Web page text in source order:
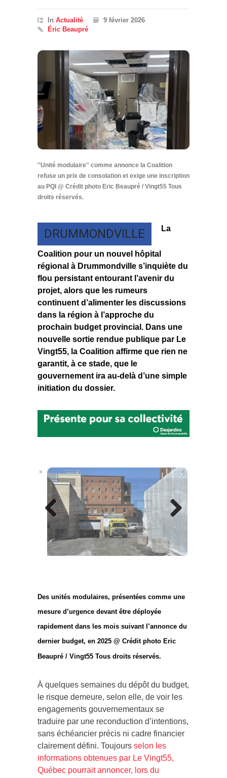
In Actualité
9 février 2026
Éric Beaupré
''Unité modulaire'' comme annonce la Coalition
refuse un prix de consolation et exige une inscription
au PQI @ Crédit photo Eric Beaupré / Vingt55 Tous
droits réservés.
DRUMMONDVILLE La
Coalition pour un nouvel hôpital
régional à Drummondville s’inquiète du
flou persistant entourant l’avenir du
projet, alors que les rumeurs
continuent d’alimenter les discussions
dans la région à l’approche du
prochain budget provincial. Dans une
nouvelle sortie rendue publique par Le
Vingt55, la Coalition affirme que rien ne
garantit, à ce stade, que le
gouvernement ira au-delà d’une simple
initiation du dossier.
Previous Next
Des unités modulaires, présentées comme une
mesure d’urgence devant être déployée
rapidement dans les mois suivant l’annonce du
dernier budget, en 2025 @ Crédit photo Eric
Beaupré / Vingt55 Tous droits réservés.
À quelques semaines du dépôt du budget,
le risque demeure, selon elle, de voir les
engagements gouvernementaux se
traduire par une reconduction d’intentions,
sans échéancier précis ni cadre financier
clairement défini. Toujours selon les
informations obtenues par Le Vingt55,
Québec pourrait annoncer, lors du